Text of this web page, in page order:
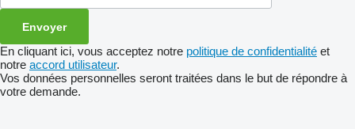
En cliquant ici, vous acceptez notre politique de confidentialité et
notre accord utilisateur.
Vos données personnelles seront traitées dans le but de répondre à
votre demande.